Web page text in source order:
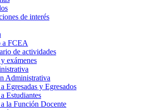
de interés
a FCEA
de actividades
exámenes
Administrativa
Egresadas y Egresados
Estudiantes
la Función Docente